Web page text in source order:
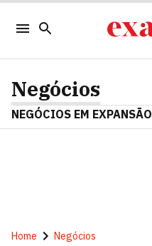
Negócios
NEGÓCIOS EM EXPANSÃO
Home Negócios